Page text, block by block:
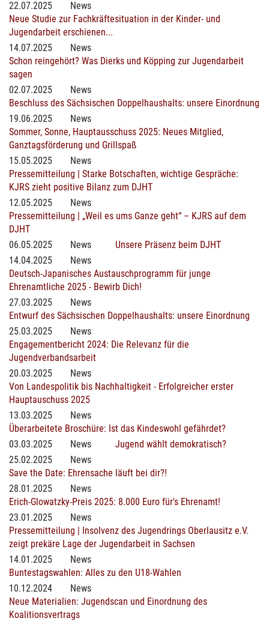
22.07.2025
News
Neue Studie zur Fachkräftesituation in der Kinder- und
Jugendarbeit erschienen...
14.07.2025
News
Schon reingehört? Was Dierks und Köpping zur Jugendarbeit
sagen
02.07.2025
News
Beschluss des Sächsischen Doppelhaushalts: unsere Einordnung
19.06.2025
News
Sommer, Sonne, Hauptausschuss 2025: Neues Mitglied,
Ganztagsförderung und Grillspaß
15.05.2025
News
Pressemitteilung | Starke Botschaften, wichtige Gespräche:
KJRS zieht positive Bilanz zum DJHT
12.05.2025
News
Pressemitteilung | „Weil es ums Ganze geht“ – KJRS auf dem
DJHT
06.05.2025
News
Unsere Präsenz beim DJHT
14.04.2025
News
Deutsch-Japanisches Austauschprogramm für junge
Ehrenamtliche 2025 - Bewirb Dich!
27.03.2025
News
Entwurf des Sächsischen Doppelhaushalts: unsere Einordnung
25.03.2025
News
Engagementbericht 2024: Die Relevanz für die
Jugendverbandsarbeit
20.03.2025
News
Von Landespolitik bis Nachhaltigkeit - Erfolgreicher erster
Hauptauschuss 2025
13.03.2025
News
Überarbeitete Broschüre: Ist das Kindeswohl gefährdet?
03.03.2025
News
Jugend wählt demokratisch?
25.02.2025
News
Save the Date: Ehrensache läuft bei dir?!
28.01.2025
News
Erich-Glowatzky-Preis 2025: 8.000 Euro für's Ehrenamt!
23.01.2025
News
Pressemitteilung | Insolvenz des Jugendrings Oberlausitz e.V.
zeigt prekäre Lage der Jugendarbeit in Sachsen
14.01.2025
News
Buntestagswahlen: Alles zu den U18-Wahlen
10.12.2024
News
Neue Materialien: Jugendscan und Einordnung des
Koalitionsvertrags